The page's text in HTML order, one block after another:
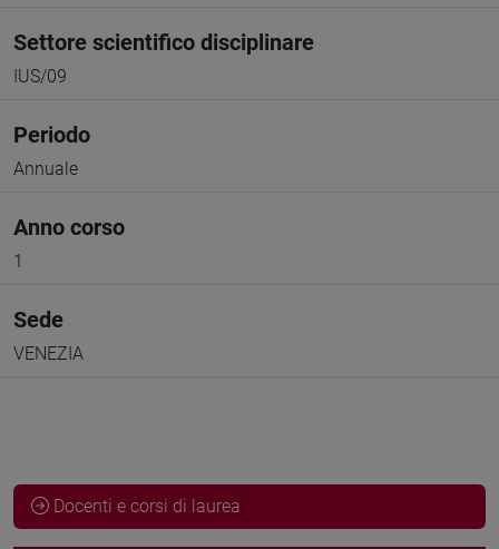
Settore scientifico disciplinare
IUS/09
Periodo
Annuale
Anno corso
1
Sede
VENEZIA
Docenti e corsi di laurea